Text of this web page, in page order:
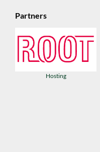
Partners
Hosting